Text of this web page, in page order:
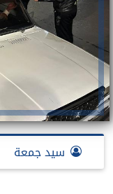
سيد جمعة